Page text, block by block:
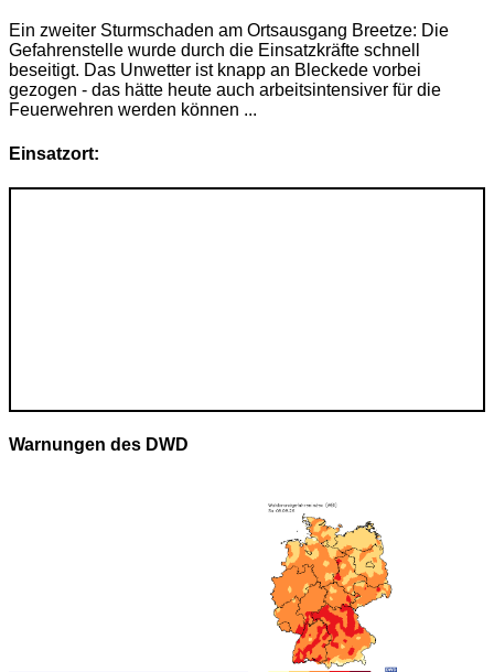
Ein zweiter Sturmschaden am Ortsausgang Breetze: Die
Gefahrenstelle wurde durch die Einsatzkräfte schnell
beseitigt. Das Unwetter ist knapp an Bleckede vorbei
gezogen - das hätte heute auch arbeitsintensiver für die
Feuerwehren werden können ...
Einsatzort:
Warnungen des DWD